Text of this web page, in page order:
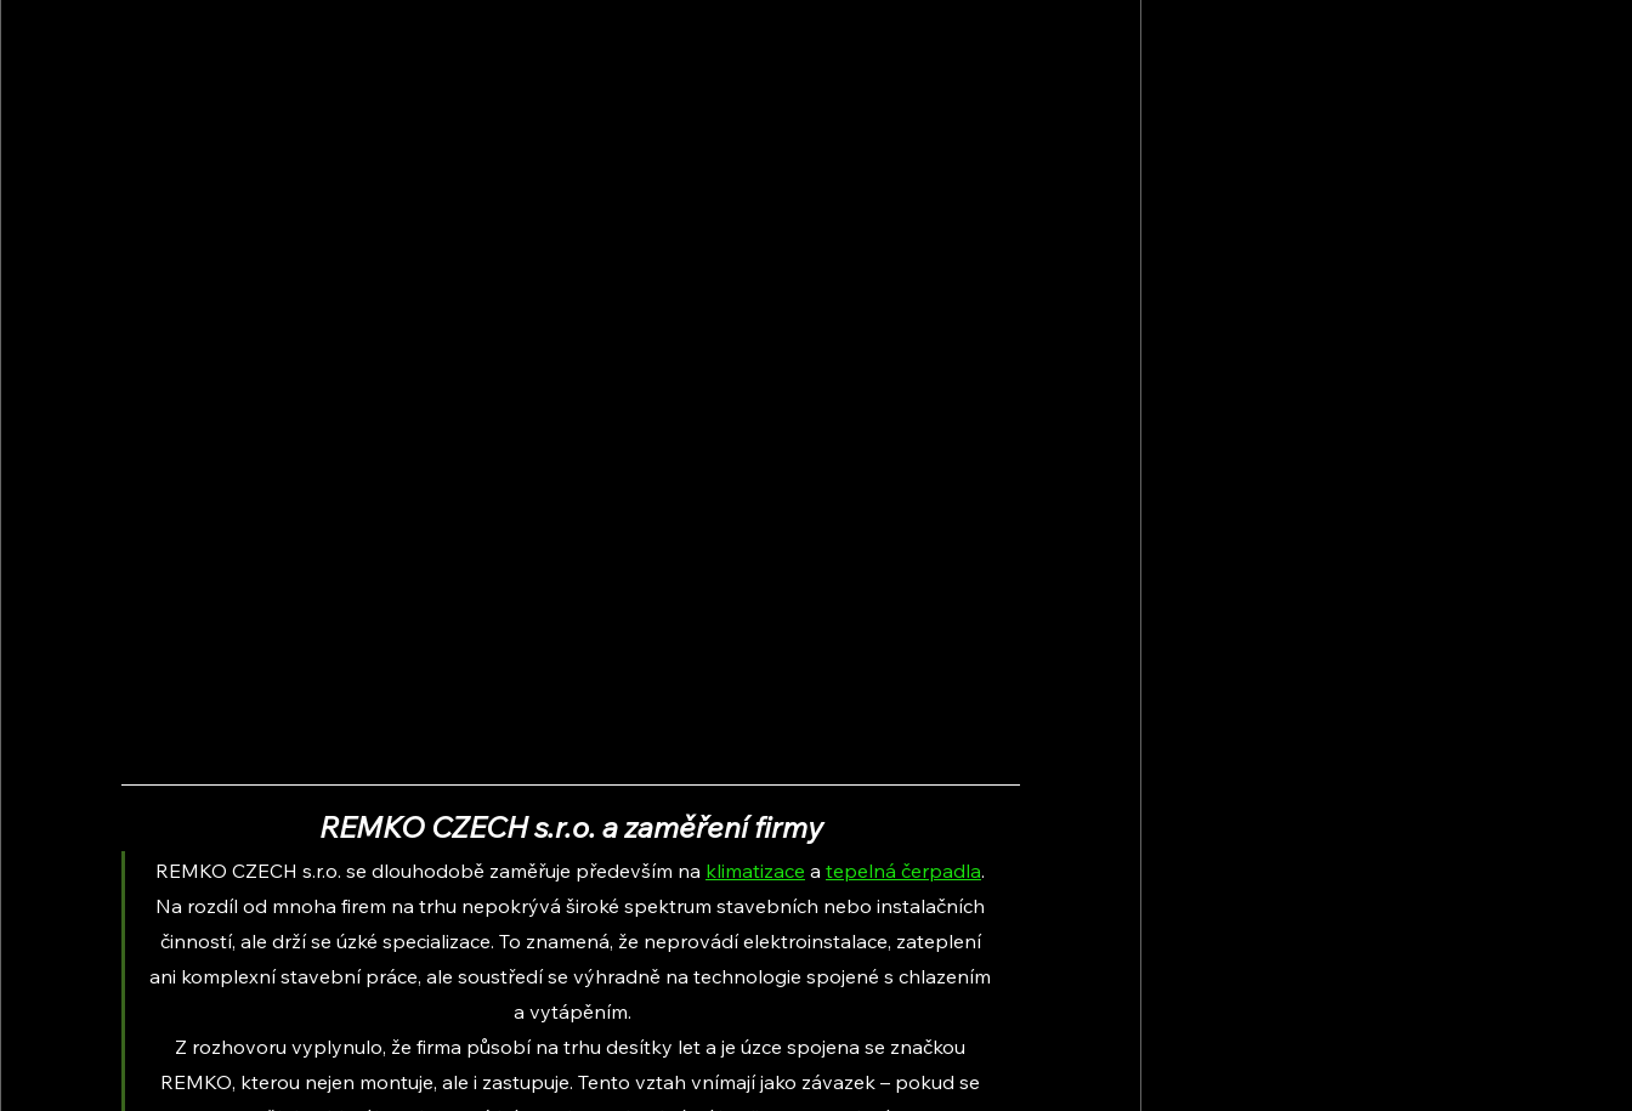
REMKO CZECH s.r.o. a zaměření firmy
REMKO CZECH s.r.o. se dlouhodobě zaměřuje především na klimatizace a tepelná čerpadla.
Na rozdíl od mnoha firem na trhu nepokrývá široké spektrum stavebních nebo instalačních
činností, ale drží se úzké specializace. To znamená, že neprovádí elektroinstalace, zateplení
ani komplexní stavební práce, ale soustředí se výhradně na technologie spojené s chlazením
a vytápěním.
Z rozhovoru vyplynulo, že firma působí na trhu desítky let a je úzce spojena se značkou
REMKO, kterou nejen montuje, ale i zastupuje. Tento vztah vnímají jako závazek – pokud se